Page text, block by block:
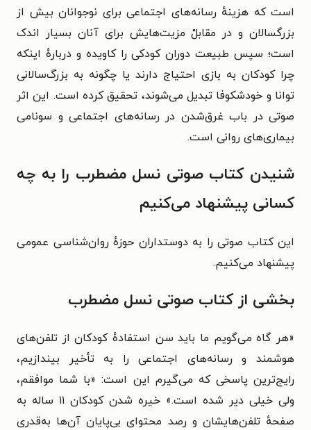
است که هزینهٔ رسانه‌های اجتماعی برای نوجوانان بیش از
بزرگسالان و در مقابلْ مزیت‌هایش برای آنان بسیار اندک
است؛ سپس طبیعت دوران کودکی را کاویده و دربارهٔ اینکه
چرا کودکان به بازی احتیاج دارند یا چگونه به بزرگ‌سالانی
توانا و خودشکوفا تبدیل می‌شوند، تحقیق کرده است. این اثر
صوتی در باب غرق‌شدن در رسانه‌های اجتماعی و سونامی
بیماری‌های روانی است.
شنیدن کتاب صوتی نسل مضطرب را به چه
کسانی پیشنهاد می‌کنیم
این کتاب صوتی را به دوستداران حوزهٔ روان‌شناسی عمومی
پیشنهاد می‌کنیم.
بخشی از کتاب صوتی نسل مضطرب
«هر گاه می‌گویم ما باید سن استفادهٔ کودکان از تلفن‌های
هوشمند و رسانه‌های اجتماعی را به تأخیر بیندازیم،
رایج‌ترین پاسخی که می‌گیرم این است: «با شما موافقم،
ولی خیلی دیر شده است.» خیره شدن کودکان ۱۱ ساله به
صفحهٔ تلفن‌هایشان و رصد محتوای بی‌پایان آن‌ها به‌قدری